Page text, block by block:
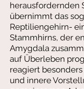
herausfordernden
übernimmt das
Reptiliengehirn-
Stammhirns, der
Amygdala
auf Überleben
reagiert
und innere